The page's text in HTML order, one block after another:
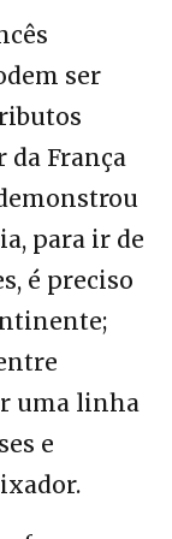
ser
da França
para ir de
é preciso
uma linha
e